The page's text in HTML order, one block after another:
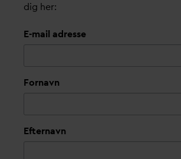
dig her:
E-mail adresse
Fornavn
Efternavn